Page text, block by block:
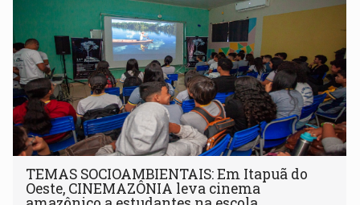
TEMAS SOCIOAMBIENTAIS: Em Itapuã do
Oeste, CINEMAZÔNIA leva cinema